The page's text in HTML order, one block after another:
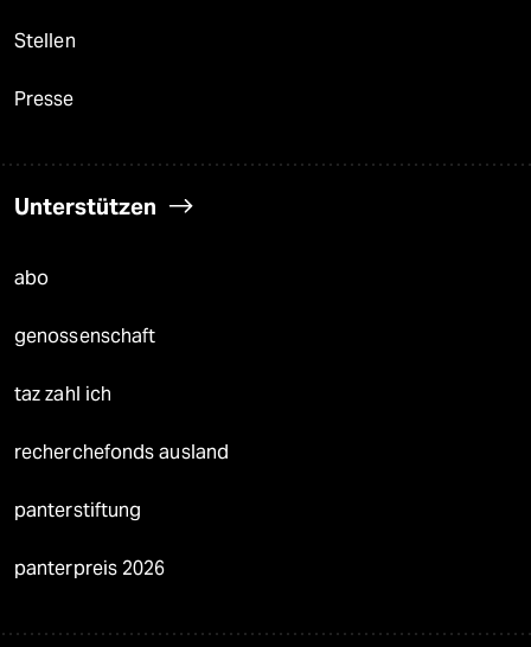
Stellen
Presse
Unterstützen
abo
genossenschaft
taz zahl ich
recherchefonds ausland
panterstiftung
panterpreis 2026